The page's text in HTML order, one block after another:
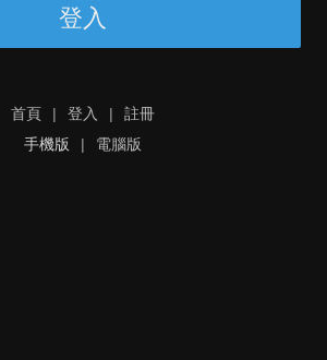
登入
首頁 | 登入 |
註冊
手機版
| 電腦版